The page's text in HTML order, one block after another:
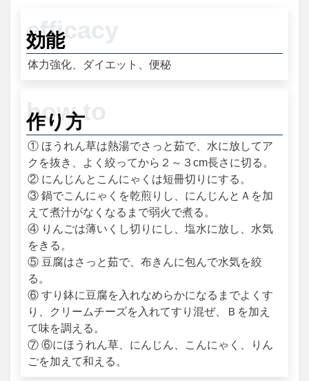
効能
体力強化、ダイエット、便秘
作り方
① ほうれん草は熱湯でさっと茹で、水に放してア
クを抜き、よく絞ってから２～３cm長さに切る。
② にんじんとこんにゃくは短冊切りにする。
③ 鍋でこんにゃくを乾煎りし、にんじんとＡを加
えて煮汁がなくなるまで弱火で煮る。
④ りんごは薄いくし切りにし、塩水に放し、水気
をきる。
⑤ 豆腐はさっと茹で、布きんに包んで水気を絞
る。
⑥ すり鉢に豆腐を入れなめらかになるまでよくす
り、クリームチーズを入れてすり混ぜ、Ｂを加え
て味を調える。
⑦ ⑥にほうれん草、にんじん、こんにゃく、りん
ごを加えて和える。